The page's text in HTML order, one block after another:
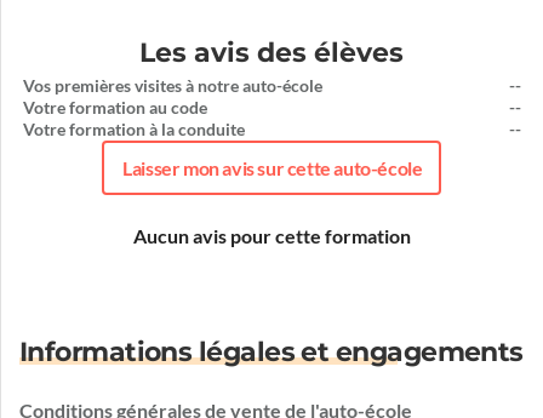
Les avis des élèves
Vos premières visites à notre auto-école
Votre formation au code
Votre formation à la conduite
--
--
--
Laisser mon avis sur cette auto-école
Aucun avis pour cette formation
Informations légales et engagements
Conditions générales de vente de l'auto-école